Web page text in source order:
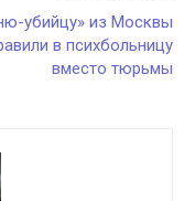
убийцу» из Москвы
в психбольницу
вместо тюрьмы